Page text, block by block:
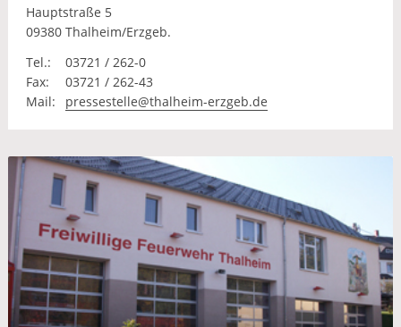
Hauptstraße 5
09380 Thalheim/Erzgeb.
Tel.:
03721 / 262-0
Fax:
03721 / 262-43
Mail:
pressestelle@thalheim-erzgeb.de